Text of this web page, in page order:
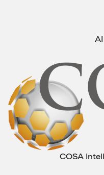
COSA